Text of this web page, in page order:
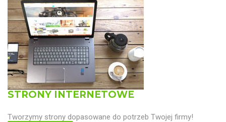
STRONY INTERNETOWE
Tworzymy strony dopasowane do potrzeb Twojej firmy!